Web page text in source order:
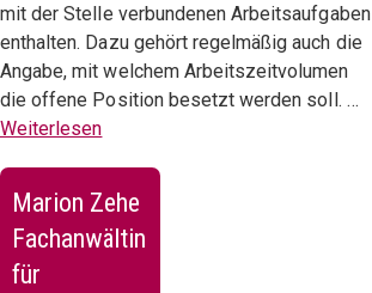
mit der Stelle verbundenen Arbeitsaufgaben
enthalten. Dazu gehört regelmäßig auch die
Angabe, mit welchem Arbeitszeitvolumen
die offene Position besetzt werden soll. …
Weiterlesen
Marion Zehe
Fachanwältin
für